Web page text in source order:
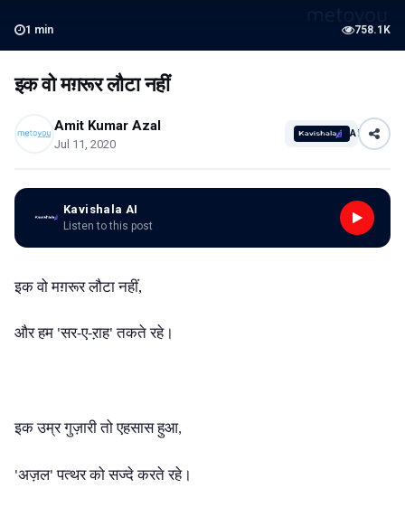
1 min 758.1K
इक वो मग़रूर लौटा नहीं
Amit Kumar Azal
Jul 11, 2020
AI
Kavishala AI
Listen to this post
इक वो मग़रूर लौटा नहीं,
और हम 'सर-ए-ऱाह'तकते रहे।
इक उम्र गुज़ारी तो एहसासहुआ,
'अज़ल'पत्थर को सज्दे करते रहे।